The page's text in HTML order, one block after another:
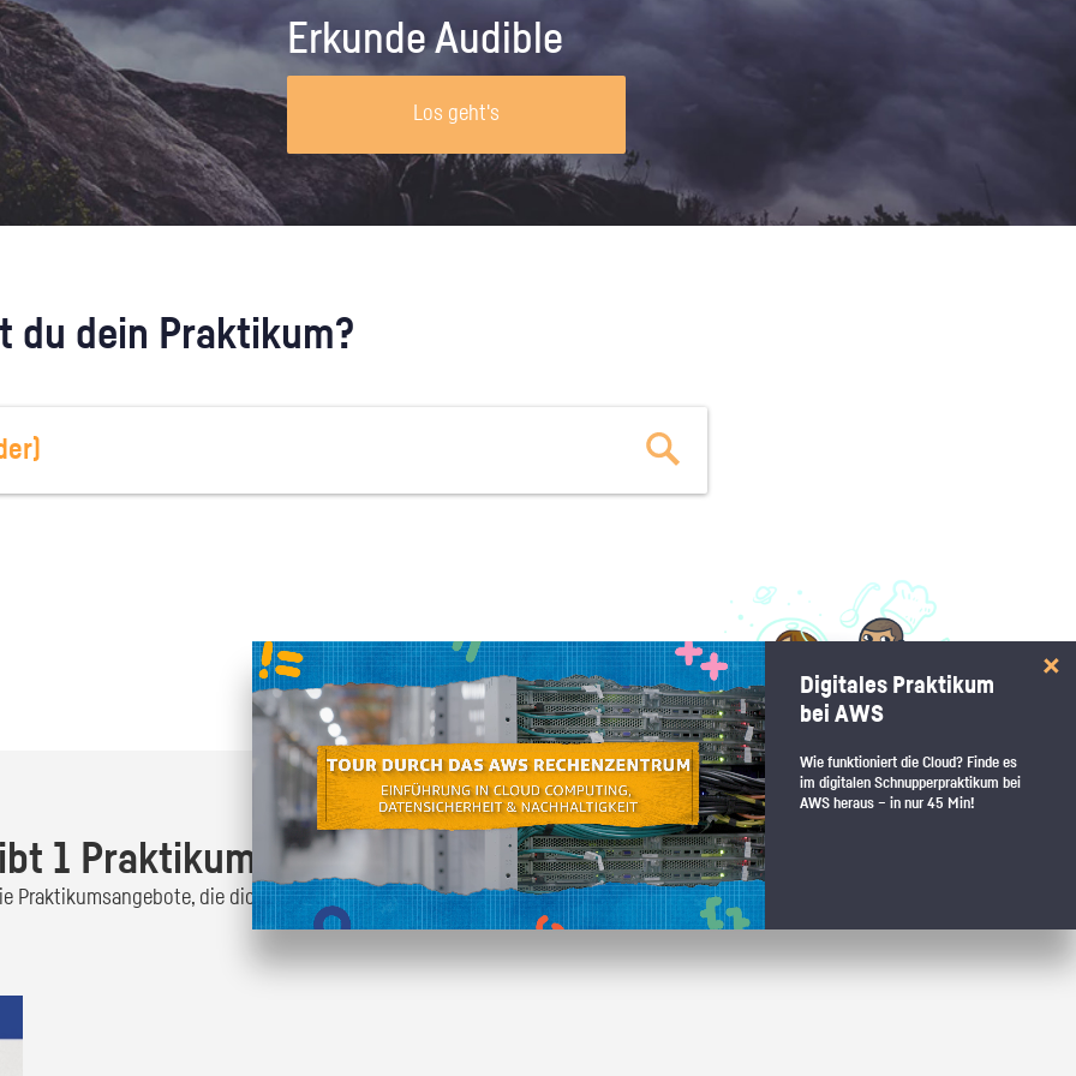
Unternehmen lohnt, wie man sich
vorbereitet und wie ein Vorab-Anruf
abläuft.
Erkunde Audible
Los geht's
du dein Praktikum?
Oder finde heraus was dich interessiert:
zum Stärkentest.
1 Praktikumsangebot!
Praktikumsangebote, die dich interessieren und bewirb dich wenn du den passenden Platz
Digitales Praktikum
bei AWS
Wie funktioniert die Cloud? Finde es
im digitalen Schnupperpraktikum bei
AWS heraus – in nur 45 Min!